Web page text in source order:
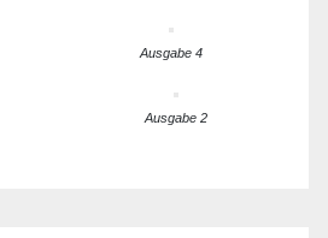
Ausgabe 4
Ausgabe 2